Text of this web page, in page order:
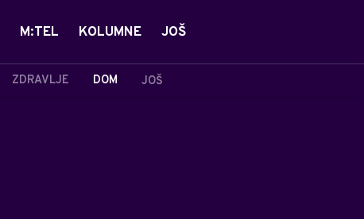
ZDRAVLJE DOM JOŠ
M:TEL KOLUMNE JOŠ